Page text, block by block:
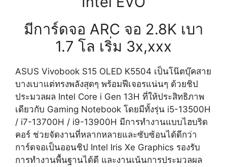
มีการ์ดจอ ARC จอ 2.8K เบา
1.7 โล เริ่ม 3x,xxx
ASUS Vivobook S15 OLED K5504 เป็นโน๊ตบุ๊คสาย
บางเบาแต่ทรงพลังสุดๆ พร้อมฟีเจอรแน่นๆ ด้วยชิป
ประมวลผล Intel Core i Gen 13H ที่ให้ประสิทธิภาพ
เดียวกับ Gaming Notebook โดยมีทั้งรุ่น i5-13500H
/ i7-13700H / i9-13900H มีการทำงานแบบไฮบริด
คอร์ ช่วยจัดงานที่หลากหลายและซับซ้อนได้ดีกว่า
การ์ดจอเป็นออนชิป Intel Iris Xe Graphics รองรับ
การทำงานพื้นฐานได้ดี และงานเน้นการประมวลผล